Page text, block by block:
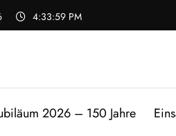
4:33:59 PM
2026 – 150 Jahre